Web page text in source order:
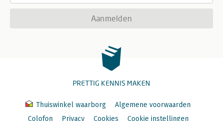
Aanmelden
PRETTIG KENNIS MAKEN
Thuiswinkel waarborg
Algemene voorwaarden
Colofon
Privacy Cookies
Cookie instellingen